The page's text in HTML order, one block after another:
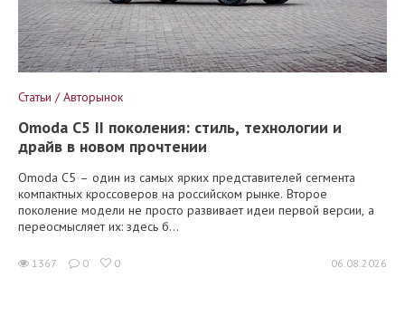
Статьи / Авторынок
Omoda C5 II поколения: стиль, технологии и
драйв в новом прочтении
Omoda C5 – один из самых ярких представителей сегмента
компактных кроссоверов на российском рынке. Второе
поколение модели не просто развивает идеи первой версии, а
переосмысляет их: здесь б...
1367 0 0 06.08.2026